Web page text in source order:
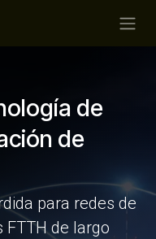
de
de
para redes de
FTTH de largo